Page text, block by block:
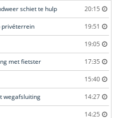
schiet te hulp 20:15
privéterrein 19:51
19:05
met fietster 17:35
15:40
wegafsluiting 14:27
14:25